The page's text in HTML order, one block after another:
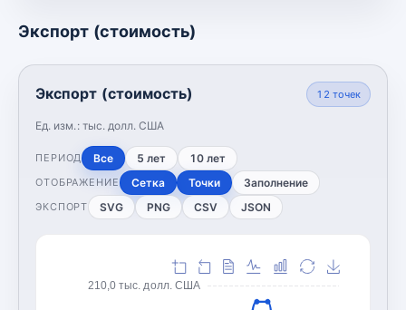
Экспорт (стоимость)
Экспорт (стоимость)
Ед. изм.: тыс. долл. США
12 точек
ПЕРИОД Все 5 лет 10 лет
ОТОБРАЖЕНИЕ Сетка Точки Заполнение
ЭКСПОРТ SVG PNG CSV JSON
210,0 тыс. долл. США